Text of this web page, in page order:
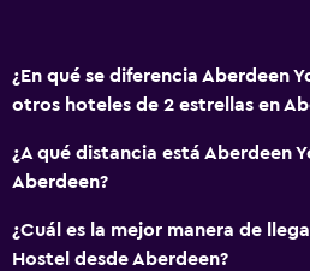
¿En qué se diferencia Aberdeen
otros hoteles de 2 estrellas en
¿A qué distancia está Aberdeen
Aberdeen?
¿Cuál es la mejor manera de
Hostel desde Aberdeen?